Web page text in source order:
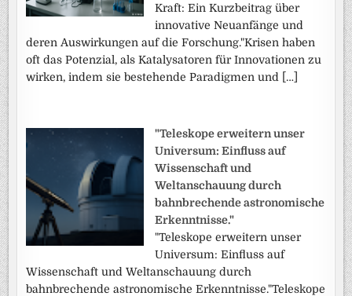
Kraft: Ein Kurzbeitrag über
innovative Neuanfänge und
deren Auswirkungen auf die Forschung."Krisen haben
oft das Potenzial, als Katalysatoren für Innovationen zu
wirken, indem sie bestehende Paradigmen und […]
"Teleskope erweitern unser
Universum: Einfluss auf
Wissenschaft und
Weltanschauung durch
bahnbrechende astronomische
Erkenntnisse."
"Teleskope erweitern unser
Universum: Einfluss auf
Wissenschaft und Weltanschauung durch
bahnbrechende astronomische Erkenntnisse."Teleskope